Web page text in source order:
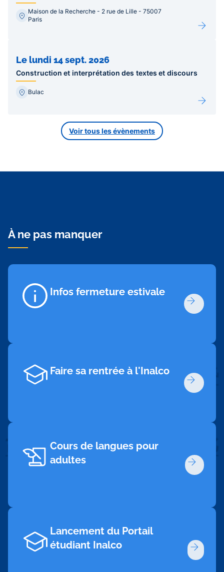
Maison de la Recherche - 2 rue de Lille - 75007
Paris
Le lundi 14 sept. 2026
Construction et interprétation des textes et discours
Bulac
Voir tous les évènements
À ne pas manquer
Infos fermeture estivale
Faire sa rentrée à l'Inalco
Cours de langues pour
adultes
Lancement du Portail
étudiant Inalco